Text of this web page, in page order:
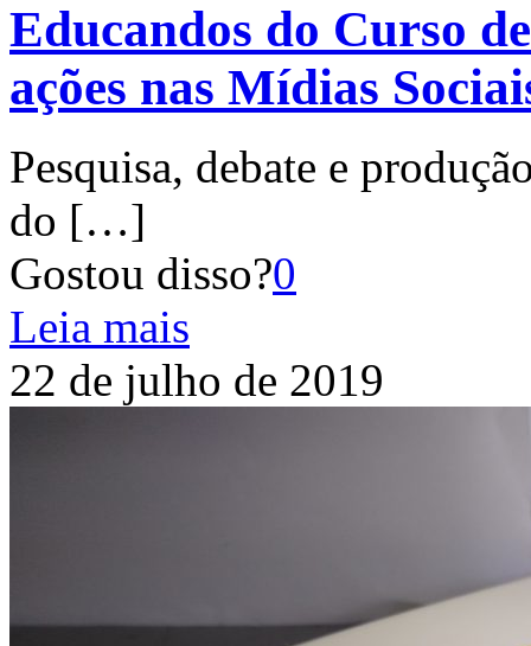
Educandos do Curso
ações nas Mídias
Pesquisa, debate e
do […]
Gostou disso?0
Leia mais
22 de julho de 2019